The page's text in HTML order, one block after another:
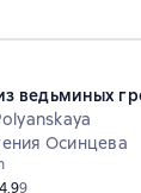
ведьминых
Осинцева
рейтинг 4,9
4,99